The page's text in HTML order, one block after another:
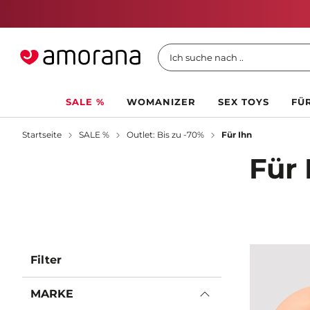
Ich suche nach ..
SALE % WOMANIZER SEX TOYS
Startseite SALE % Outlet: Bis zu -70% Für Ihn
Für
Filter
MARKE